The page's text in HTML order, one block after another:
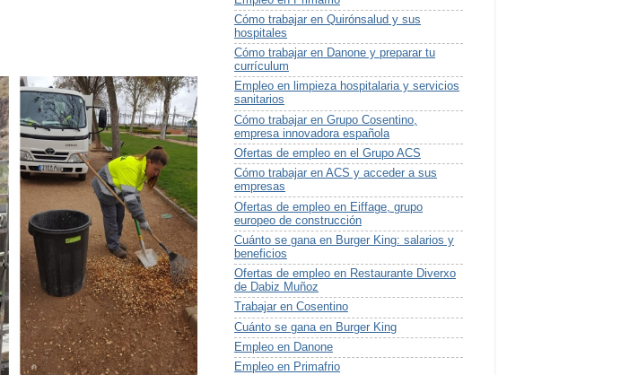
Cómo trabajar en Quirónsalud y sus
hospitales
Cómo trabajar en Danone y preparar tu
currículum
Empleo en limpieza hospitalaria y servicios
sanitarios
Cómo trabajar en Grupo Cosentino,
empresa innovadora española
Ofertas de empleo en el Grupo ACS
Cómo trabajar en ACS y acceder a sus
empresas
Ofertas de empleo en Eiffage, grupo
europeo de construcción
Cuánto se gana en Burger King: salarios y
beneficios
Ofertas de empleo en Restaurante Diverxo
de Dabiz Muñoz
Trabajar en Cosentino
Cuánto se gana en Burger King
Empleo en Danone
Empleo en Primafrio